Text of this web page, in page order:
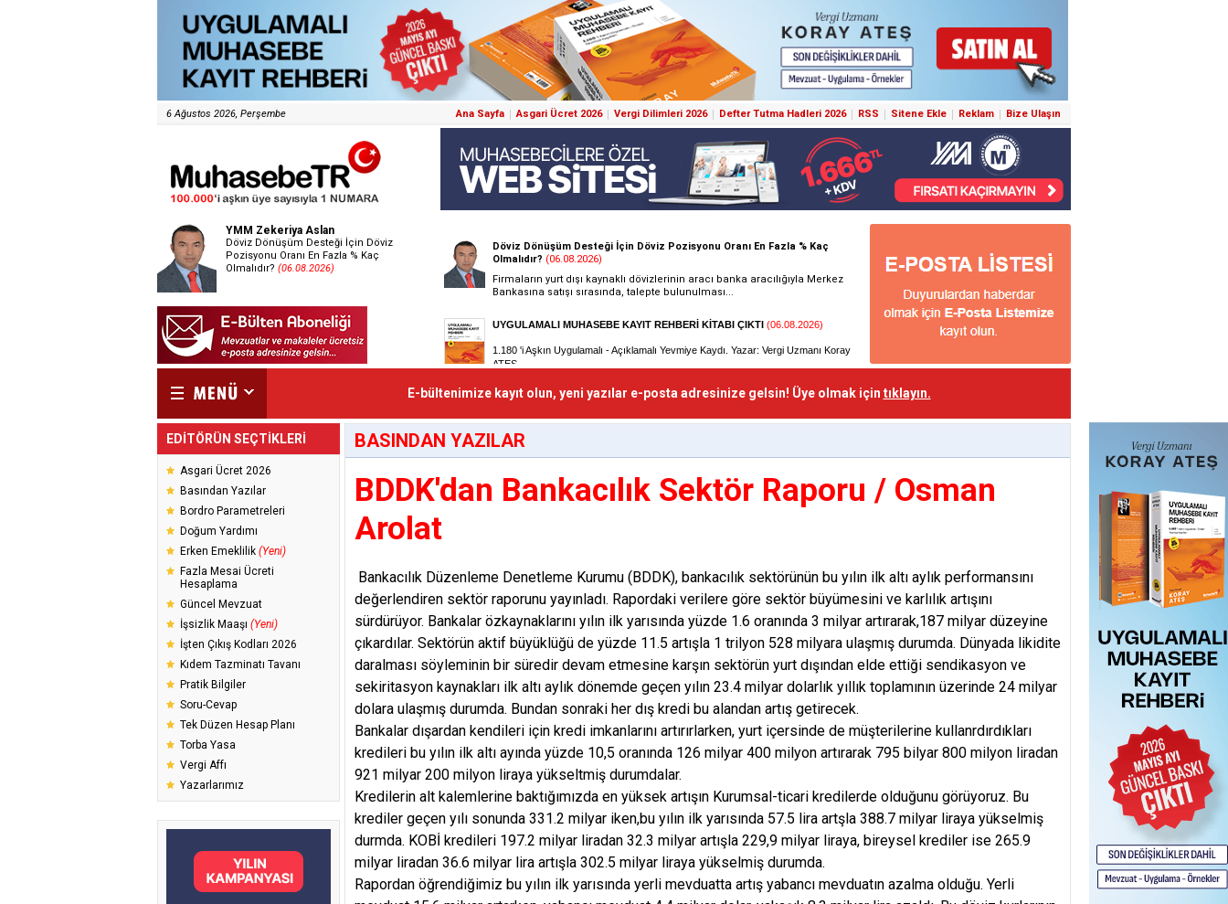
6 Ağustos 2026, Perşembe Ana Sayfa Asgari Ücret 2026 Vergi Dilimleri 2026 Defter Tutma Hadleri 2026 RSS Sitene Ekle Reklam Bize Ulaşın
YMM Zekeriya Aslan
Döviz Dönüşüm Desteği İçin Döviz
Pozisyonu Oranı En Fazla % Kaç
Olmalıdır? (06.08.2026)
E-bültenimize kayıt olun, yeni yazılar e-posta adresinize gelsin! Üye olmak için tıklayın.
EDİTÖRÜN SEÇTİKLERİ
Asgari Ücret 2026
Basından Yazılar
Bordro Parametreleri
Doğum Yardımı
Erken Emeklilik (Yeni)
Fazla Mesai Ücreti
Hesaplama
Güncel Mevzuat
İşsizlik Maaşı (Yeni)
İşten Çıkış Kodları 2026
Kıdem Tazminatı Tavanı
Pratik Bilgiler
Soru-Cevap
Tek Düzen Hesap Planı
Torba Yasa
Vergi Affı
Yazarlarımız
BASINDAN YAZILAR
BDDK'dan Bankacılık Sektör Raporu / Osman
Arolat
Bankacılık Düzenleme Denetleme Kurumu (BDDK), bankacılık sektörünün bu yılın ilk altı aylık performansını
değerlendiren sektör raporunu yayınladı. Rapordaki verilere göre sektör büyümesini ve karlılık artışını
sürdürüyor. Bankalar özkaynaklarını yılın ilk yarısında yüzde 1.6 oranında 3 milyar artırarak,187 milyar düzeyine
çıkardılar. Sektörün aktif büyüklüğü de yüzde 11.5 artışla 1 trilyon 528 milyara ulaşmış durumda. Dünyada likidite
daralması söyleminin bir süredir devam etmesine karşın sektörün yurt dışından elde ettiği sendikasyon ve
sekiritasyon kaynakları ilk altı aylık dönemde geçen yılın 23.4 milyar dolarlık yıllık toplamının üzerinde 24 milyar
dolara ulaşmış durumda. Bundan sonraki her dış kredi bu alandan artış getirecek.
Bankalar dışardan kendileri için kredi imkanlarını artırırlarken, yurt içersinde de müşterilerine kullanrdırdıkları
kredileri bu yılın ilk altı ayında yüzde 10,5 oranında 126 milyar 400 milyon artırarak 795 bilyar 800 milyon liradan
921 milyar 200 milyon liraya yükseltmiş durumdalar.
Kredilerin alt kalemlerine baktığımızda en yüksek artışın Kurumsal-ticari kredilerde olduğunu görüyoruz. Bu
krediler geçen yılı sonunda 331.2 milyar iken,bu yılın ilk yarısında 57.5 lira artşla 388.7 milyar liraya yükselmiş
durmda. KOBİ kredileri 197.2 milyar liradan 32.3 milyar artışla 229,9 milyar liraya, bireysel krediler ise 265.9
milyar liradan 36.6 milyar lira artışla 302.5 milyar liraya yükselmiş durumda.
Rapordan öğrendiğimiz bu yılın ilk yarısında yerli mevduatta artış yabancı mevduatın azalma olduğu. Yerli